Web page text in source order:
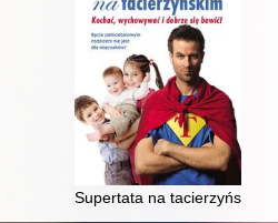
Supertata na tacierzyńskim